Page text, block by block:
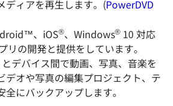
ディアを再生します。(PowerDVD
、iOS®、Windows® 10 対応
リの開発と提供をしています。
とデバイス間で動画、写真、音楽を
デオや写真の編集プロジェクト、テ
全にバックアップします。